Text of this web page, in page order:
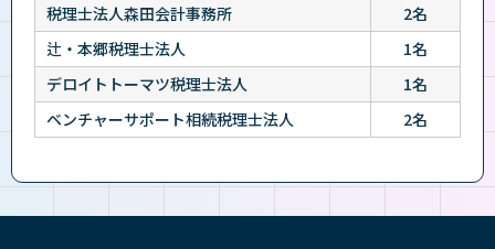
税理士法人森田会計事務所
2名
辻・本郷税理士法人
1名
デロイトトーマツ税理士法人
1名
ベンチャーサポート相続税理士法人
2名